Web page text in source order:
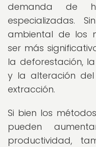
demanda de
especializadas.
ambiental de los
ser más
la deforestación,
y la alteración
extracción.
Si bien los
pueden
productividad,